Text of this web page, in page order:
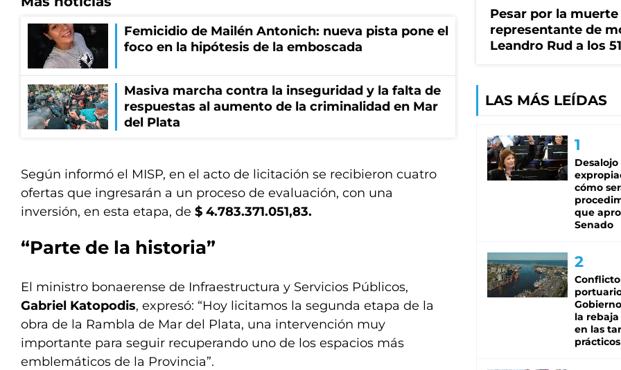
Femicidio de Mailén Antonich: nueva pista pone el
foco en la hipótesis de la emboscada
Masiva marcha contra la inseguridad y la falta de
respuestas al aumento de la criminalidad en Mar
del Plata
Según informó el MISP, en el acto de licitación se recibieron cuatro
ofertas que ingresarán a un proceso de evaluación, con una
inversión, en esta etapa, de $ 4.783.371.051,83.
“Parte de la historia”
El ministro bonaerense de Infraestructura y Servicios Públicos,
Gabriel Katopodis, expresó: “Hoy licitamos la segunda etapa de la
obra de la Rambla de Mar del Plata, una intervención muy
importante para seguir recuperando uno de los espacios más
emblemáticos de la Provincia”.
Pesar por la muerte
representante de
Leandro Rud a los
LAS MÁS LEÍDAS
cómo
que
Senado
Conflicto
la rebaja
en las
prácticos